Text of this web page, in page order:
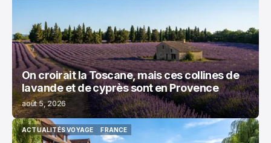
On croirait la Toscane, mais ces collines de
lavande et de cyprès sont en Provence
août 5, 2026
ACTUALITÉS VOYAGE
ACTUALITÉS VOYAGE
FRANCE
FRANCE